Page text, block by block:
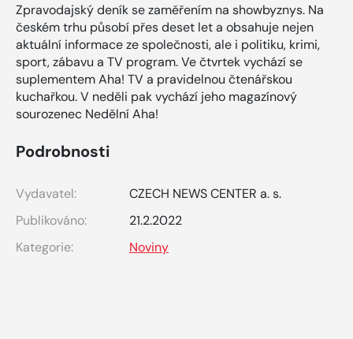
Zpravodajský deník se zaměřením na showbyznys. Na
českém trhu působí přes deset let a obsahuje nejen
aktuální informace ze společnosti, ale i politiku, krimi,
sport, zábavu a TV program. Ve čtvrtek vychází se
suplementem Aha! TV a pravidelnou čtenářskou
kuchařkou. V neděli pak vychází jeho magazínový
sourozenec Nedělní Aha!
Podrobnosti
Vydavatel:
CZECH NEWS CENTER a. s.
Publikováno:
21.2.2022
Kategorie:
Noviny